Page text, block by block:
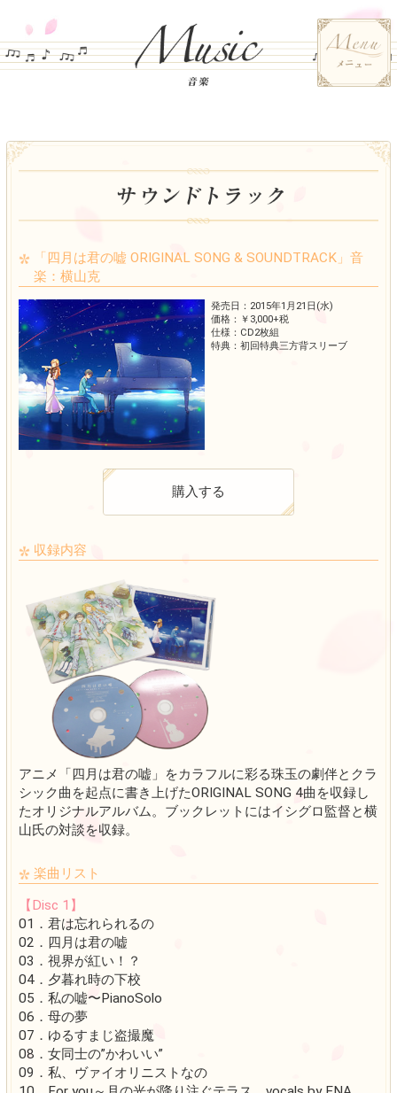
「四月は君の嘘 ORIGINAL SONG &
楽：横山克
収録内容